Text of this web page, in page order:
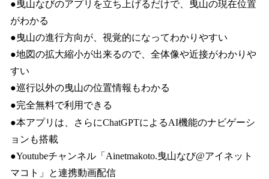
●曳山なびのアプリを立ち上げるだけで、曳山の現在位置
がわかる
●曳山の進行方向が、視覚的になってわかりやすい
●地図の拡大縮小が出来るので、全体像や近接がわかりや
すい
●巡行以外の曳山の位置情報もわかる
●完全無料で利用できる
●本アプリは、さらにChatGPTによるAI機能のナビゲーシ
ョンも搭載
●Youtubeチャンネル「Ainetmakoto.曳山なび@アイネット
マコト」と連携動画配信